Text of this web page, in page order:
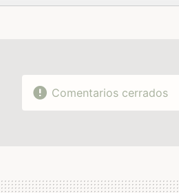
FACEBOOK
TWITTERFLIPBOARD
E-
WHATSAPP
Comentarios cerrados